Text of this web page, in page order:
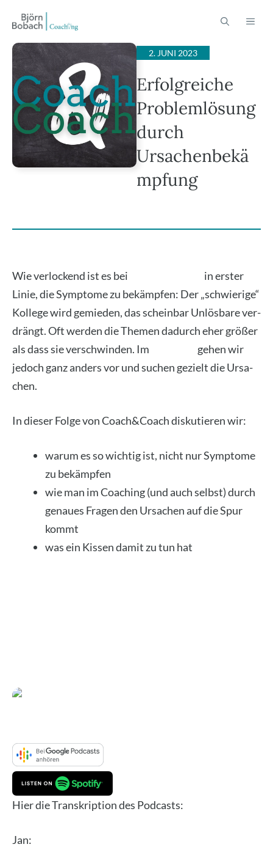
Inhalt
springen
2. JUNI 2023
Erfolgreiche
Problemlösung
durch
Ursachenbekä
mpfung
Wie ver­lo­ckend ist es bei
in ers­ter
Linie, die Sym­pto­me zu bekämp­fen: Der „schwie­ri­ge“
Kol­le­ge wird gemie­den, das schein­bar Unlös­ba­re ver­
drängt. Oft wer­den die The­men dadurch eher grö­ßer
als dass sie ver­schwin­den. Im
gehen wir
jedoch ganz anders vor und suchen gezielt die Ursa­
chen.
In die­ser Fol­ge von Coach&Coach dis­ku­tie­ren wir:
war­um es so wich­tig ist, nicht nur Sym­pto­me
zu bekämp­fen
wie man im Coa­ching (und auch selbst) durch
genau­es Fra­gen den Ursa­chen auf die Spur
kommt
was ein Kis­sen damit zu tun hat
Hier die Tran­skrip­ti­on des Pod­casts:
Jan: